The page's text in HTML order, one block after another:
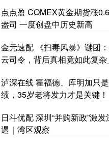
点点盈 COMEX黄金期货涨
盎司 一度创盘中历史新高
金元速配 《扫毒风暴》谜团
云司令，背后真相竟如此复
泸深在线 霍福德、库明加只
绩，35岁老将发力才是关键！
日斗优配 深圳“并购新政”激
遇｜湾区观察